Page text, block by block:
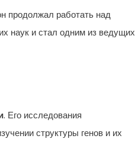
продолжал работать над
наук и стал одним из ведущих
. Его исследования
структуры генов и их